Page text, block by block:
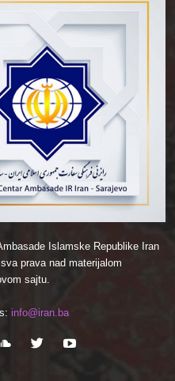
Islamske Republike Iran
prava nad materijalom
sajtu.
info@iran.ba